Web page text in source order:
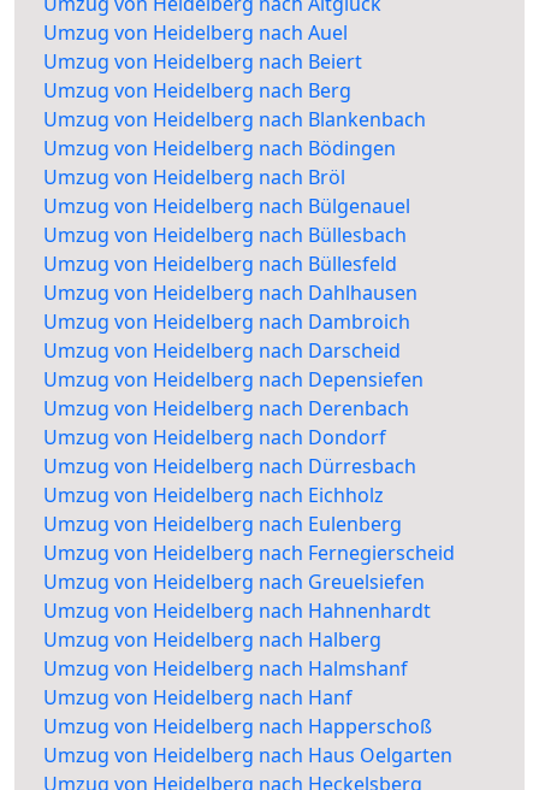
Umzug von Heidelberg nach Auel
Umzug von Heidelberg nach Beiert
Umzug von Heidelberg nach Berg
Umzug von Heidelberg nach Blankenbach
Umzug von Heidelberg nach Bödingen
Umzug von Heidelberg nach Bröl
Umzug von Heidelberg nach Bülgenauel
Umzug von Heidelberg nach Büllesbach
Umzug von Heidelberg nach Büllesfeld
Umzug von Heidelberg nach Dahlhausen
Umzug von Heidelberg nach Dambroich
Umzug von Heidelberg nach Darscheid
Umzug von Heidelberg nach Depensiefen
Umzug von Heidelberg nach Derenbach
Umzug von Heidelberg nach Dondorf
Umzug von Heidelberg nach Dürresbach
Umzug von Heidelberg nach Eichholz
Umzug von Heidelberg nach Eulenberg
Umzug von Heidelberg nach Fernegierscheid
Umzug von Heidelberg nach Greuelsiefen
Umzug von Heidelberg nach Hahnenhardt
Umzug von Heidelberg nach Halberg
Umzug von Heidelberg nach Halmshanf
Umzug von Heidelberg nach Hanf
Umzug von Heidelberg nach Happerschoß
Umzug von Heidelberg nach Haus Oelgarten
Umzug von Heidelberg nach Heckelsberg